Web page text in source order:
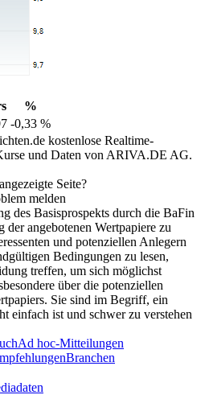
%
-0,33 %
kostenlose Realtime-
und Daten von ARIVA.DE AG.
Seite?
melden
des Basisprospekts durch die BaFin
angebotenen Wertpapiere zu
und potenziellen Anlegern
Bedingungen zu lesen,
treffen, um sich möglichst
über die potenziellen
Sie sind im Begriff, ein
einfach ist und schwer zu verstehen
Ad hoc-Mitteilungen
Branchen